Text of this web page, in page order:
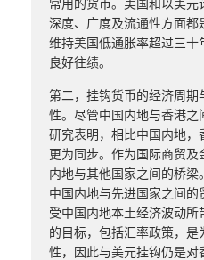
常用的货币。美国和以美
深度、广度及流通性方面都
维持美国低通胀率超过三
良好往绩。
第二，挂钩货币的经济周
性。尽管中国内地与香港之
研究表明，相比中国内地，
更为同步。作为国际商贸及
内地与其他国家之间的桥
中国内地与先进国家之间
受中国内地本土经济波动
的目标，包括汇率政策，
性，因此与美元挂钩仍是对